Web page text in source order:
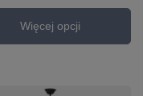
Więcej opcji